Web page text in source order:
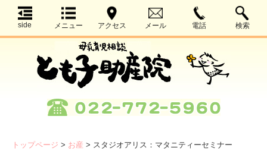
side メニュー アクセス メール 電話 検索
トップページ > お産 > スタジオアリス：マタニティーセミナー